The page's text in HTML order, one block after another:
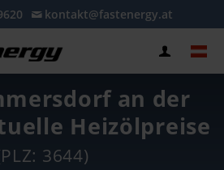
kontakt@fastenergy.at
an der
Heizölpreise
3644)